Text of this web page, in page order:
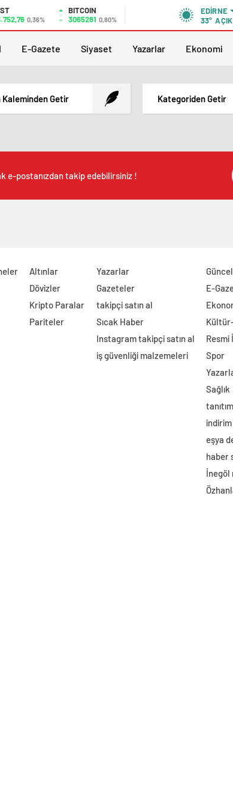
0,36%
BITCOIN
3065281 0,80%
EDIRNE
33° AÇIK
E-Gazete Siyaset Yazarlar Ekonomi
Kaleminden Getir Kategoriden Getir
e-postanızdan takip edebilirsiniz !
Altınlar
Dövizler
Kripto Paralar
Pariteler
Yazarlar
Gazeteler
takipçi satın al
Sıcak Haber
Instagram takipçi satın al
iş güvenliği malzemeleri
Güncel
E-
Resmi
Spor
Sağlık
eşya
haber
İnegöl